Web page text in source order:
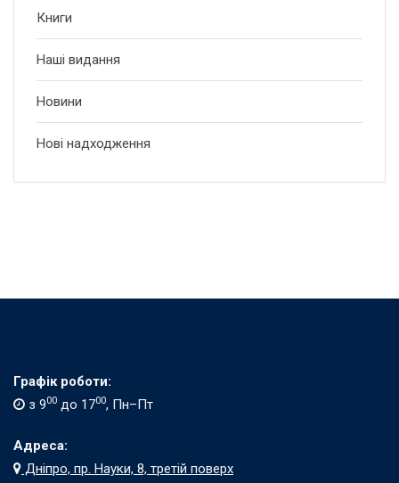
Книги
Наші видання
Новини
Нові надходження
Графік роботи:
з 900 до 1700, Пн–Пт
Адреса:
Дніпро, пр. Науки, 8, третій поверх